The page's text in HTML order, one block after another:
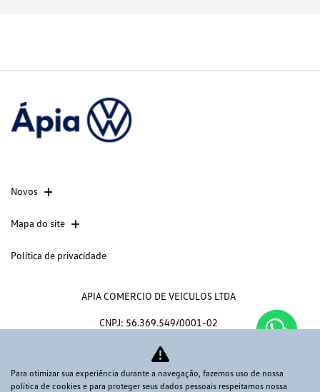
Novos
Mapa do site
Política de privacidade
APIA COMERCIO DE VEICULOS LTDA
CNPJ: 56.369.549/0001-02
Para otimizar sua experiência durante a navegação, fazemos uso de nossa
política de cookies e para proteger seus dados pessoais respeitamos nossa